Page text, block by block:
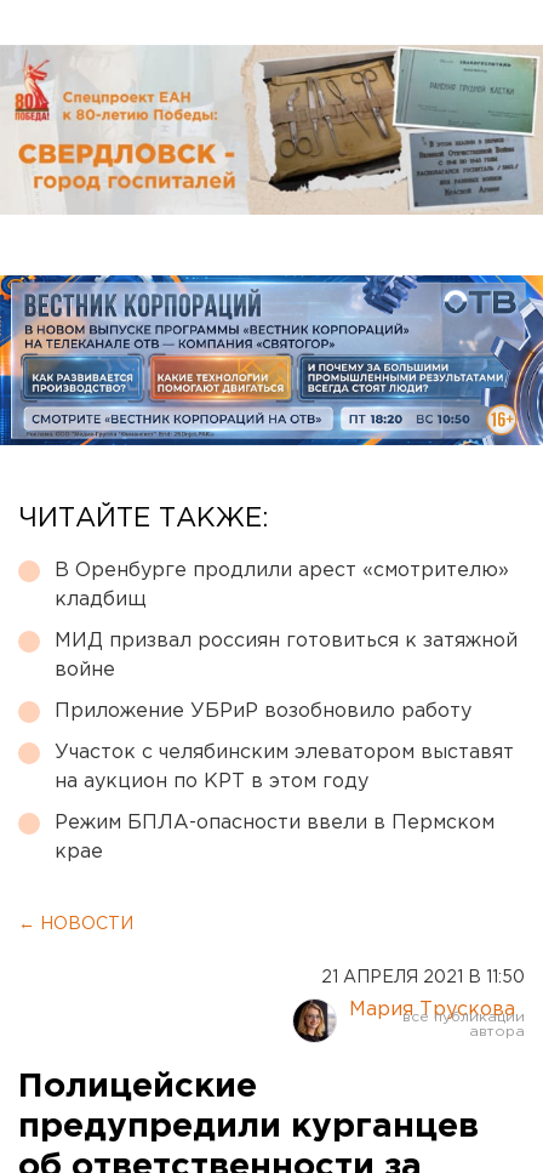
ЧИТАЙТЕ ТАКЖЕ:
В Оренбурге продлили арест «смотрителю»
кладбищ
МИД призвал россиян готовиться к затяжной
войне
Приложение УБРиР возобновило работу
Участок с челябинским элеватором выставят
на аукцион по КРТ в этом году
Режим БПЛА-опасности ввели в Пермском
крае
← НОВОСТИ
21 АПРЕЛЯ 2021 В 11:50
Мария Трускова
Полицейские
предупредили курганцев